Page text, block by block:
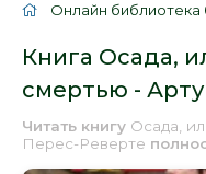
Онлайн библиотека
Книга Осада,
смертью -
Читать книгу Осада,
Перес-Реверте